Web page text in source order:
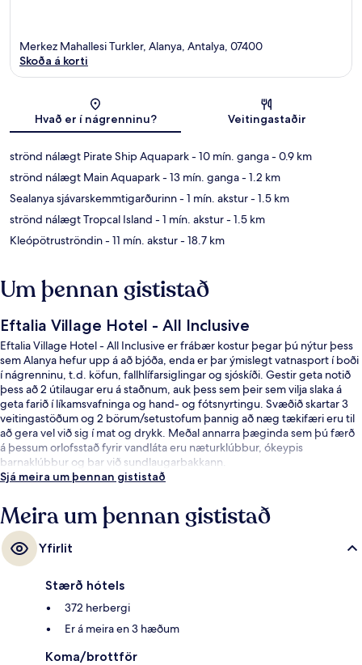
Merkez Mahallesi Turkler, Alanya, Antalya, 07400
Skoða á korti
Hvað er í nágrenninu? Veitingastaðir
strönd nálægt Pirate Ship Aquapark- 10 mín. ganga- 0.9 km
strönd nálægt Main Aquapark- 13 mín. ganga- 1.2 km
Sealanya sjávarskemmtigarðurinn- 1 mín. akstur- 1.5 km
strönd nálægt Tropcal Island - 1 mín. akstur- 1.5 km
Kleópötruströndin- 11 mín. akstur- 18.7 km
Um þennan gististað
Eftalia Village Hotel - All Inclusive
Eftalia Village Hotel - All Inclusive er frábær kostur þegar þú nýtur þess
sem Alanya hefur upp á að bjóða, enda er þar ýmislegt vatnasport í boði
í nágrenninu, t.d. köfun, fallhlífarsiglingar og sjóskíði. Gestir geta notið
þess að 2 útilaugar eru á staðnum, auk þess sem þeir sem vilja slaka á
geta farið í líkamsvafninga og hand- og fótsnyrtingu. Svæðið skartar 3
veitingastöðum og 2 börum/setustofum þannig að næg tækifæri eru til
að gera vel við sig í mat og drykk. Meðal annarra þæginda sem þú færð
á þessum orlofsstað fyrir vandláta eru næturklúbbur, ókeypis
barnaklúbbur og bar við sundlaugarbakkann.
Sjá meira um þennan gististað
Meira um þennan gististað
Yfirlit
Stærð hótels
372 herbergi
Er á meira en 3 hæðum
Koma/brottför